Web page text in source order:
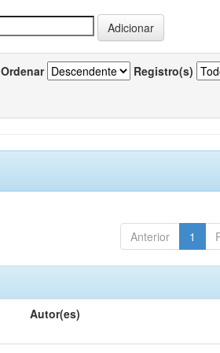
Ordenar Registro(s)
Anterior 1
Autor(es)